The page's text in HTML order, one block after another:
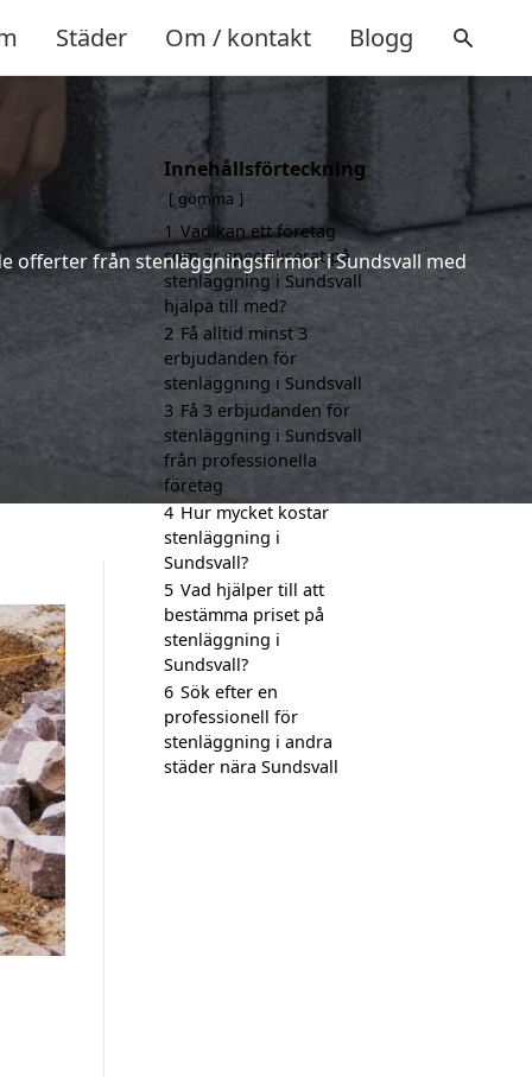
Städer Om / kontakt Blogg
offerter från stenläggningsfirmor i Sundsvall med
Innehållsförteckning
gömma
1 Vad kan ett företag
som är specialiserat på
stenläggning i Sundsvall
hjälpa till med?
2 Få alltid minst 3
erbjudanden för
stenläggning i Sundsvall
3 Få 3 erbjudanden för
stenläggning i Sundsvall
från professionella
företag
4 Hur mycket kostar
stenläggning i
Sundsvall?
5 Vad hjälper till att
bestämma priset på
stenläggning i
Sundsvall?
6 Sök efter en
professionell för
stenläggning i andra
städer nära Sundsvall